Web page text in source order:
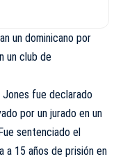
un dominicano por
un club de
Jones fue declarado
por un jurado en un
sentenciado el
a 15 años de prisión en